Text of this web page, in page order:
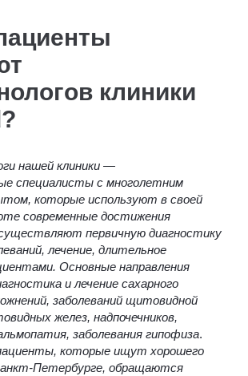
клиники
нашей клиники —
специалисты с многолетним
которые используют в своей
современные достижения
первичную диагностику
лечение, длительное
Основные направления
и лечение сахарного
заболеваний щитовидной
желез, надпочечников,
заболевания гипофиза.
которые ищут хорошего
Петербурге, обращаются